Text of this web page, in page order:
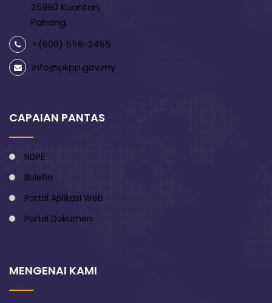
25990 Kuantan,
Pahang.
+(609) 556-2455
info@pkpp.gov.my
CAPAIAN PANTAS
NDPE
Buletin
Portal Aplikasi Web
Portal Dokumen
MENGENAI KAMI